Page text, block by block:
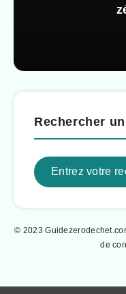
Rechercher
© 2023
de